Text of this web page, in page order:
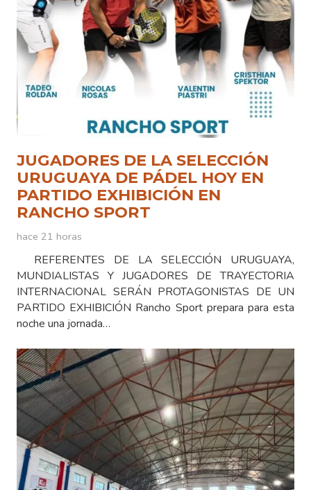
JUGADORES DE LA SELECCIÓN
URUGUAYA DE PÁDEL HOY EN
PARTIDO EXHIBICIÓN EN
RANCHO SPORT
hace 21 horas
REFERENTES DE LA SELECCIÓN URUGUAYA,
MUNDIALISTAS Y JUGADORES DE TRAYECTORIA
INTERNACIONAL SERÁN PROTAGONISTAS DE UN
PARTIDO EXHIBICIÓN Rancho Sport prepara para esta
noche una jornada…